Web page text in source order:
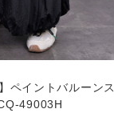
ペイントバルーンス
49003H